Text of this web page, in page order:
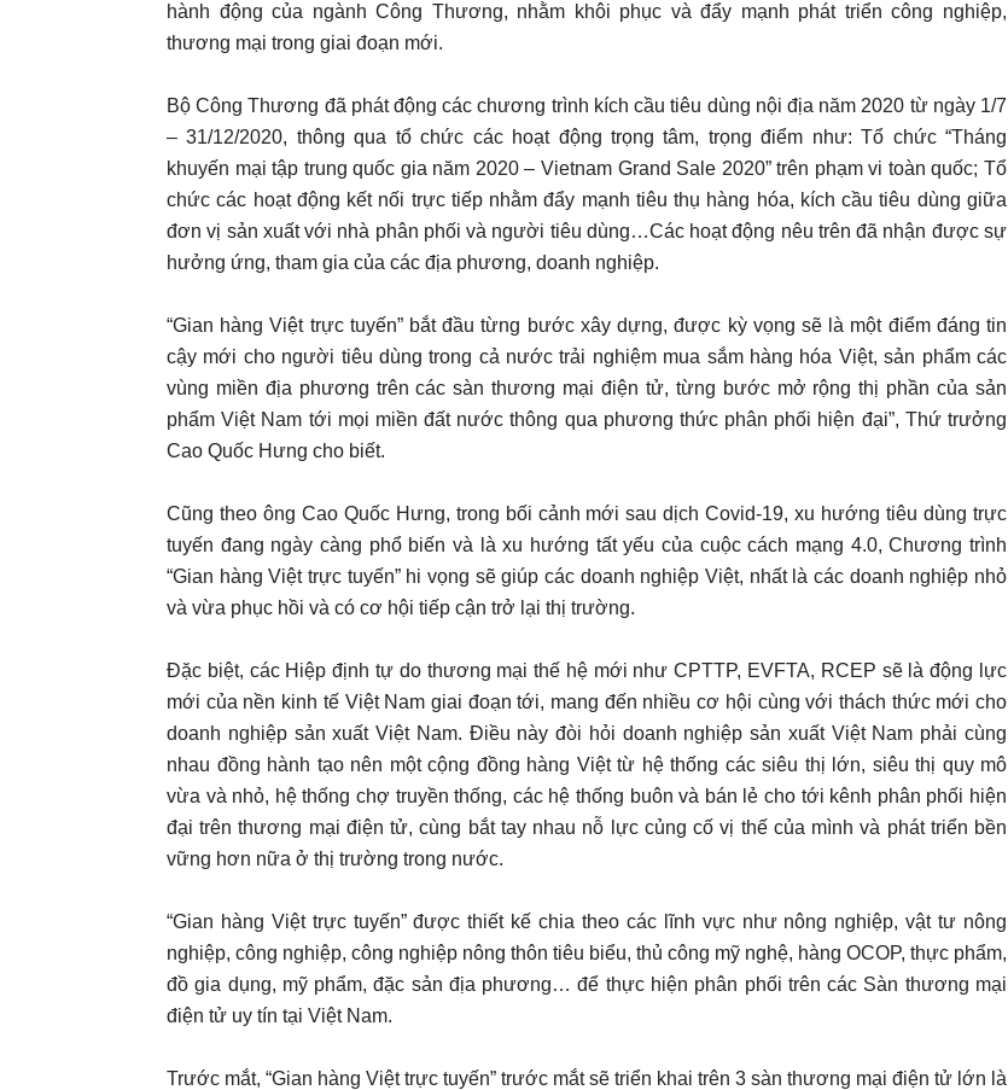
hành động của ngành Công Thương, nhằm khôi phục và đẩy mạnh phát triển công nghiệp,
thương mại trong giai đoạn mới.
Bộ Công Thương đã phát động các chương trình kích cầu tiêu dùng nội địa năm 2020 từ ngày 1/7
– 31/12/2020, thông qua tổ chức các hoạt động trọng tâm, trọng điểm như: Tổ chức “Tháng
khuyến mại tập trung quốc gia năm 2020 – Vietnam Grand Sale 2020” trên phạm vi toàn quốc; Tổ
chức các hoạt động kết nối trực tiếp nhằm đẩy mạnh tiêu thụ hàng hóa, kích cầu tiêu dùng giữa
đơn vị sản xuất với nhà phân phối và người tiêu dùng…Các hoạt động nêu trên đã nhận được sự
hưởng ứng, tham gia của các địa phương, doanh nghiệp.
“Gian hàng Việt trực tuyến” bắt đầu từng bước xây dựng, được kỳ vọng sẽ là một điểm đáng tin
cậy mới cho người tiêu dùng trong cả nước trải nghiệm mua sắm hàng hóa Việt, sản phẩm các
vùng miền địa phương trên các sàn thương mại điện tử, từng bước mở rộng thị phần của sản
phẩm Việt Nam tới mọi miền đất nước thông qua phương thức phân phối hiện đại”, Thứ trưởng
Cao Quốc Hưng cho biết.
Cũng theo ông Cao Quốc Hưng, trong bối cảnh mới sau dịch Covid-19, xu hướng tiêu dùng trực
tuyến đang ngày càng phổ biến và là xu hướng tất yếu của cuộc cách mạng 4.0, Chương trình
“Gian hàng Việt trực tuyến” hi vọng sẽ giúp các doanh nghiệp Việt, nhất là các doanh nghiệp nhỏ
và vừa phục hồi và có cơ hội tiếp cận trở lại thị trường.
Đặc biệt, các Hiệp định tự do thương mại thế hệ mới như CPTTP, EVFTA, RCEP sẽ là động lực
mới của nền kinh tế Việt Nam giai đoạn tới, mang đến nhiều cơ hội cùng với thách thức mới cho
doanh nghiệp sản xuất Việt Nam. Điều này đòi hỏi doanh nghiệp sản xuất Việt Nam phải cùng
nhau đồng hành tạo nên một cộng đồng hàng Việt từ hệ thống các siêu thị lớn, siêu thị quy mô
vừa và nhỏ, hệ thống chợ truyền thống, các hệ thống buôn và bán lẻ cho tới kênh phân phối hiện
đại trên thương mại điện tử, cùng bắt tay nhau nỗ lực củng cố vị thế của mình và phát triển bền
vững hơn nữa ở thị trường trong nước.
“Gian hàng Việt trực tuyến” được thiết kế chia theo các lĩnh vực như nông nghiệp, vật tư nông
nghiệp, công nghiệp, công nghiệp nông thôn tiêu biểu, thủ công mỹ nghệ, hàng OCOP, thực phẩm,
đồ gia dụng, mỹ phẩm, đặc sản địa phương… để thực hiện phân phối trên các Sàn thương mại
điện tử uy tín tại Việt Nam.
Trước mắt, “Gian hàng Việt trực tuyến” trước mắt sẽ triển khai trên 3 sàn thương mại điện tử lớn là